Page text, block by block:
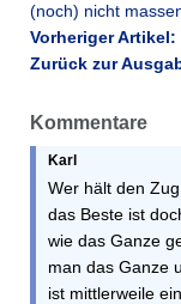
(noch) nicht
Vorheriger Artikel:
Zurück zur
Kommentare
Karl
Wer hält den
das Beste ist
wie das Ganze
man das Ganze
ist mittlerweile